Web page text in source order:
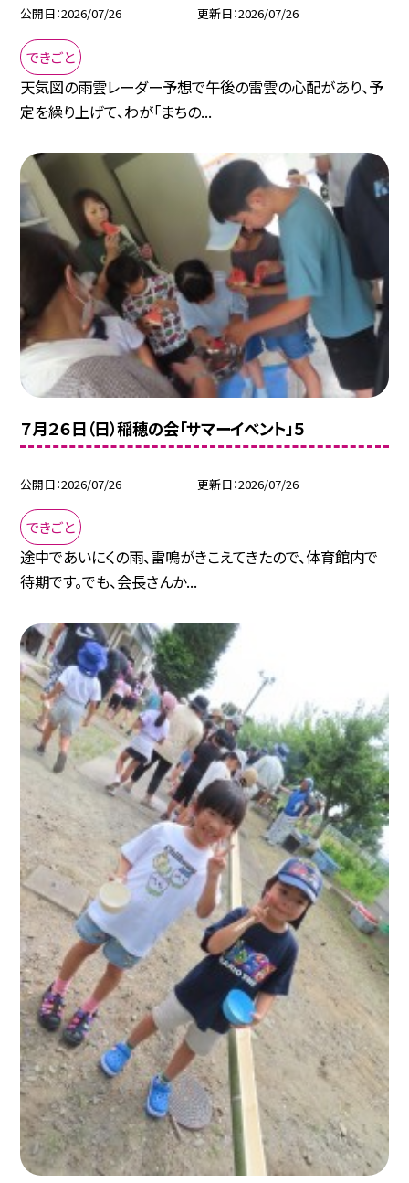
公開日 2026/07/26 更新日 2026/07/26
できごと
天気図の雨雲レーダー予想で午後の雷雲の心配があり、予
定を繰り上げて、わが「まちの...
７月２６日（日）稲穂の会「サマーイベント」５
公開日 2026/07/26 更新日 2026/07/26
できごと
途中であいにくの雨、雷鳴がきこえてきたので、体育館内で
待期です。でも、会長さんか...